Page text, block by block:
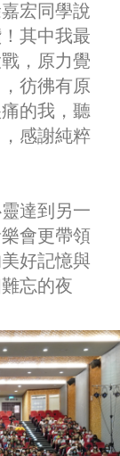
宏同學說
其中我最
，原力覺
彷彿有原
的我，聽
感謝純粹
達到另一
會更帶領
好記憶與
忘的夜